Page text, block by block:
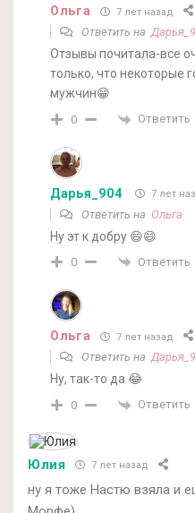
Ольга 7 лет назад
Ответить на
Отзывы почитала-все
только, что некоторые
мужчин😁
0 Ответить
Дарья_904 7 лет
Ответить на Ольга
Ну эт к добру 😄😄
0 Ответить
Ольга 7 лет назад
Ответить на
Ну, так-то да 😂
0 Ответить
Юлия 7 лет назад
ну я тоже Настю взяла и